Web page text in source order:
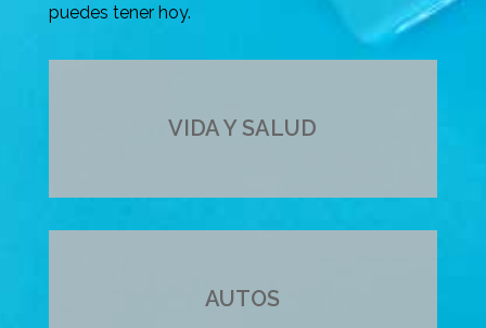
puedes tener hoy.
VIDA Y SALUD
AUTOS